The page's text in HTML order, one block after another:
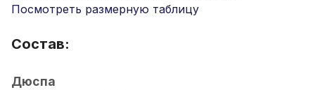
Посмотреть размерную таблицу
Состав:
Дюспа